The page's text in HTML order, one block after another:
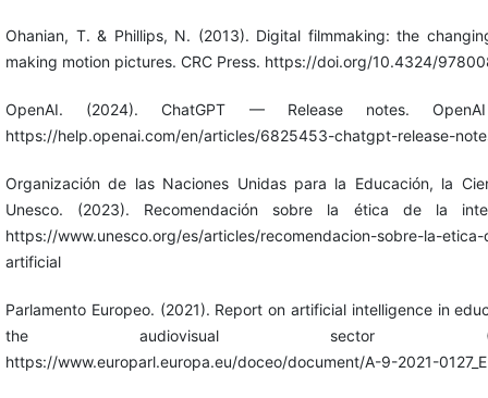
Ohanian, T. & Phillips, N. (2013). Digital filmmaking: the
making motion pictures. CRC Press. https://doi.org/10.4324/
OpenAI. (2024). ChatGPT — Release notes.
https://help.openai.com/en/articles/6825453-chatgpt-release-
Organización de las Naciones Unidas para la Educación, la
Unesco. (2023). Recomendación sobre la ética de la
https://www.unesco.org/es/articles/recomendacion-sobre-la-
artificial
Parlamento Europeo. (2021). Report on artificial intelligence in
the audiovisual sector (2021/
https://www.europarl.europa.eu/doceo/document/A-9-2021-